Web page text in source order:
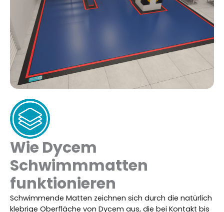
Wie Dycem
Schwimmmatten
funktionieren
Schwimmende Matten zeichnen sich durch die natürlich
klebrige Oberfläche von Dycem aus, die bei Kontakt bis